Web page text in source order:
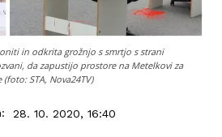
in odkrita grožnjo s smrtjo s strani
da zapustijo prostore na Metelkovi za
STA, Nova24TV)
28. 10. 2020, 16:40